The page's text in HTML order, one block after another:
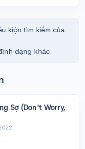
kiện tìm kiếm của
dạng khác.
Sợ (Don't Worry,